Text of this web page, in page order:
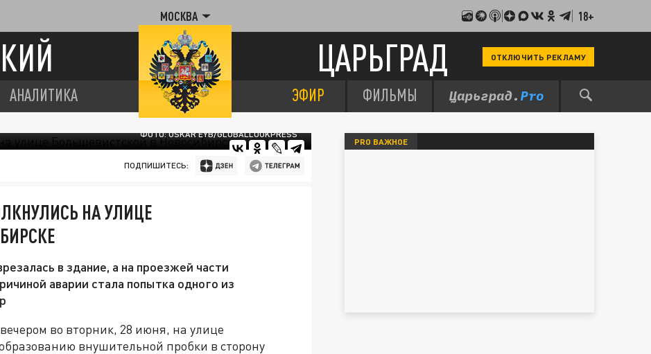
МОСКВА 18+
ЦАРЬГРАД ОТКЛЮЧИТЬ РЕКЛАМУ
АНАЛИТИКА ЭФИР ФИЛЬМЫ
ФОТО: OSKAR EYB/GLOBALLOOKPRESS
ПОДПИШИТЕСЬ:
НА УЛИЦЕ
в здание, а на проезжей части
аварии стала попытка одного из
во вторник, 28 июня, на улице
внушительной пробки в сторону
PRO ВАЖНОЕ